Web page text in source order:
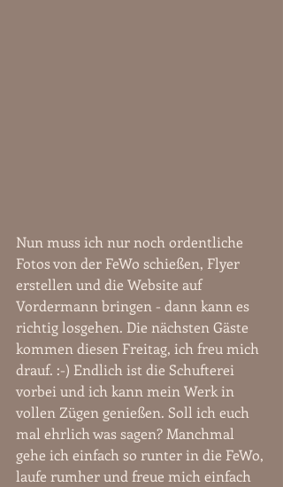
Nun muss ich nur noch ordentliche
Fotos von der FeWo schießen, Flyer
erstellen und die Website auf
Vordermann bringen - dann kann es
richtig losgehen. Die nächsten Gäste
kommen diesen Freitag, ich freu mich
drauf. :-) Endlich ist die Schufterei
vorbei und ich kann mein Werk in
vollen Zügen genießen. Soll ich euch
mal ehrlich was sagen? Manchmal
gehe ich einfach so runter in die FeWo,
laufe rumher und freue mich einfach